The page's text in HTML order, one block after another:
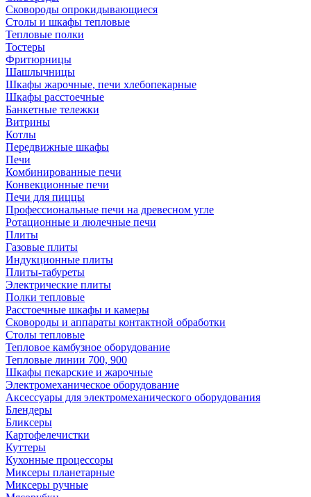
Сковороды опрокидывающиеся
Столы и шкафы тепловые
Тепловые полки
Тостеры
Фритюрницы
Шашлычницы
Шкафы жарочные, печи хлебопекарные
Шкафы расстоечные
Банкетные тележки
Витрины
Котлы
Передвижные шкафы
Печи
Комбинированные печи
Конвекционные печи
Печи для пиццы
Профессиональные печи на древесном угле
Ротационные и люлечные печи
Плиты
Газовые плиты
Индукционные плиты
Плиты-табуреты
Электрические плиты
Полки тепловые
Расстоечные шкафы и камеры
Сковороды и аппараты контактной обработки
Столы тепловые
Тепловое камбузное оборудование
Тепловые линии 700, 900
Шкафы пекарские и жарочные
Электромеханическое оборудование
Аксессуары для электромеханического оборудования
Блендеры
Бликсеры
Картофелечистки
Куттеры
Кухонные процессоры
Миксеры планетарные
Миксеры ручные